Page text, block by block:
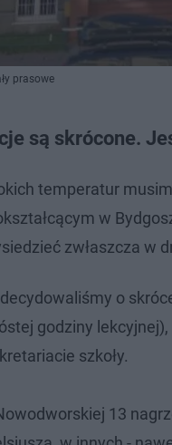
prasowe
są skrócone.
temperatur
w
zwłaszcza w
o
godziny
szkoły.
13